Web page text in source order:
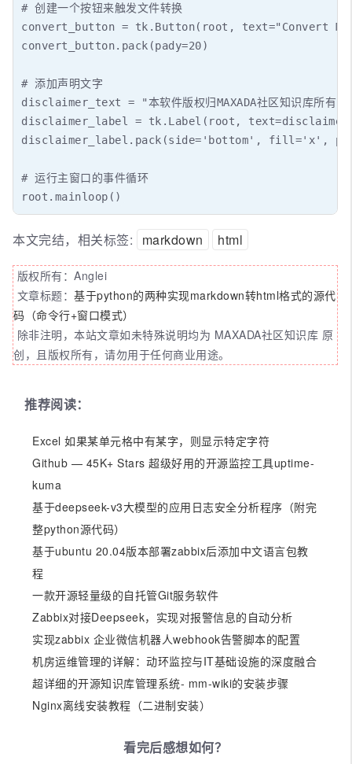
# 创建一个按钮来触发文件转换
convert_button = tk.Button(root, text="Convert
convert_button.pack(pady=20)
# 添加声明文字
disclaimer_text = "本软件版权归MAXADA社区知识库所有
disclaimer_label = tk.Label(root,
disclaimer_label.pack(side='bottom', fill='x',
# 运行主窗口的事件循环
root.mainloop()
本文完结，相关标签: markdown html
版权所有：Anglei
文章标题： 基于python的两种实现markdown转html格式的源代
码（命令行+窗口模式）
除非注明，本站文章如未特殊说明均为 MAXADA社区知识库 原
创，且版权所有，请勿用于任何商业用途。
推荐阅读：
Excel 如果某单元格中有某字，则显示特定字符
Github — 45K+ Stars 超级好用的开源监控工具uptime-
kuma
基于deepseek-v3大模型的应用日志安全分析程序（附完
整python源代码）
基于ubuntu 20.04版本部署zabbix后添加中文语言包教
程
一款开源轻量级的自托管Git服务软件
Zabbix对接Deepseek，实现对报警信息的自动分析
实现zabbix 企业微信机器人webhook告警脚本的配置
机房运维管理的详解：动环监控与IT基础设施的深度融合
超详细的开源知识库管理系统- mm-wiki的安装步骤
Nginx离线安装教程（二进制安装）
看完后感想如何？